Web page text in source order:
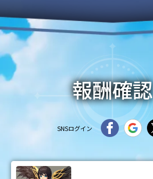
報酬確認
SNSログイン